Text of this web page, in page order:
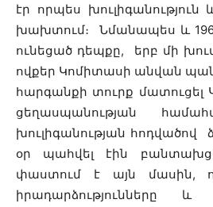
էր որպես
խախտում։ Նմանապես և
ունեցած դեպքը, երբ մի
ովքեր Կոմիտասի անվան
հարգանքի տուրք մատուցել
ցեղասպանության
խուլիգանության հոդվածով
օր պահվել էին
փաստում է այն մասին,
իրադարձությունները